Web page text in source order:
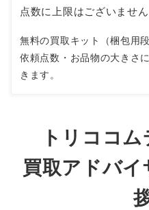
点数に上限はございません
無料の買取キット（梱包用
依頼点数・お品物の大きさ
きます。
トリココ
買取アドバ